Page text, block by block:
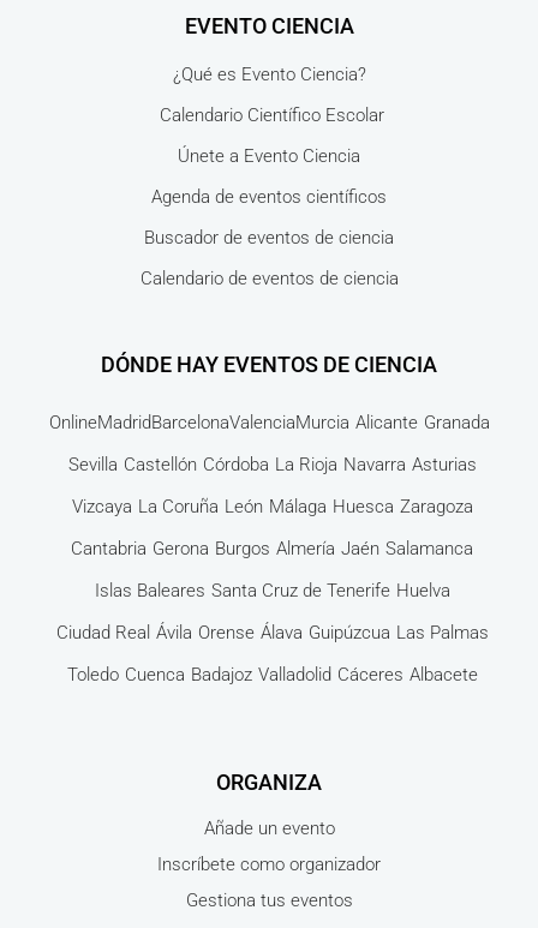
EVENTO CIENCIA
¿Qué es Evento Ciencia?
Calendario Científico Escolar
Únete a Evento Ciencia
Agenda de eventos científicos
Buscador de eventos de ciencia
Calendario de eventos de ciencia
DÓNDE HAY EVENTOS DE CIENCIA
OnlineMadridBarcelonaValenciaMurcia Alicante Granada
Sevilla Castellón Córdoba La Rioja Navarra Asturias
Vizcaya La Coruña León Málaga Huesca Zaragoza
Cantabria Gerona Burgos Almería Jaén Salamanca
Islas Baleares Santa Cruz de Tenerife Huelva
Ciudad Real Ávila Orense Álava Guipúzcua Las Palmas
Toledo Cuenca Badajoz Valladolid Cáceres Albacete
ORGANIZA
Añade un evento
Inscríbete como organizador
Gestiona tus eventos